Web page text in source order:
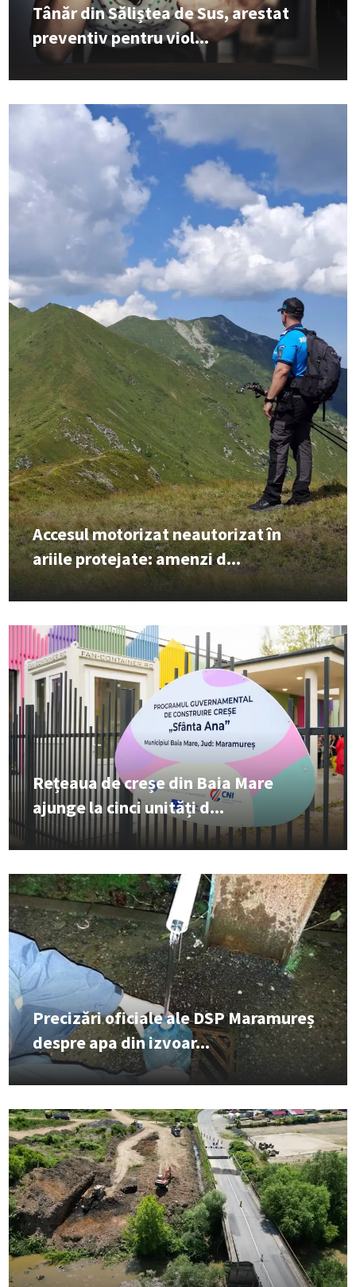
Tânăr din Săliștea de Sus, arestat
preventiv pentru viol...
Accesul motorizat neautorizat în
ariile protejate: amenzi d...
Rețeaua de creșe din Baia Mare
ajunge la cinci unități d...
Precizări oficiale ale DSP Maramureș
despre apa din izvoar...